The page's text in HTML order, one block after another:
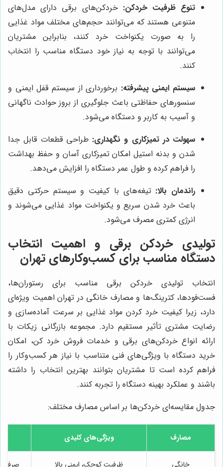
تنوع ظرفیت خردکن: خردکن‌های برقی دارای مدل‌های
متنوعی هستند که می‌توانند حجم‌های مختلف مواد غذایی
را به صورت یکنواخت خرد کنند، بنابراین مشتریان
می‌توانند با توجه به نیاز خود دستگاه مناسب را انتخاب
کنند.
سیستم ایمنی پیشرفته: برخورداری از سیستم قفل ایمنی و
سنسورهای حفاظتی باعث جلوگیری از بروز حوادث ناگهانی
و آسیب به کاربر و دستگاه می‌شود.
سهولت در تمیزکاری و نگهداری: طراحی قطعات قابل جدا
شدن و بدنه استیل امکان تمیزکاری آسان و حفظ بهداشت
را فراهم کرده و طول عمر دستگاه را افزایش می‌دهد.
راندمان بالا: تیغه‌های با کیفیت و سیستم حرکتی دقیق
باعث خرد شدن سریع و یکنواخت مواد غذایی می‌شوند و
انرژی کمتری مصرف می‌شود.
تولیدی خردکن برقی و اهمیت انتخاب
دستگاه مناسب برای کسب‌وکارهای تهران
انتخاب تولیدی خردکن برقی مناسب برای رستوران‌ها،
فست‌فودها، کترینگ‌ها و مصارف خانگی در تهران اهمیت ویژه‌ای
دارد، زیرا کیفیت خرد کردن مواد غذایی بر سرعت آماده‌سازی و
رضایت مشتری تأثیر مستقیم دارد. مجموعه بازرگانی زیکات با
ارائه انواع خردکن‌های برقی و خدمات فروش خرد کن، امکان
خرید دستگاه با ویژگی‌های فنی متناسب با نیاز هر کسب‌وکار را
فراهم کرده است تا مشتریان بتوانند بهترین انتخاب را داشته
باشند و عملکرد بهینه دستگاه را تجربه کنند.
جدول مقایسه‌ای خردکن‌ها بر اساس مصارف مختلف:
مصارف ویژگی‌های کلیدی
خانگی ظرفیت کوچک، ایمنی بالا